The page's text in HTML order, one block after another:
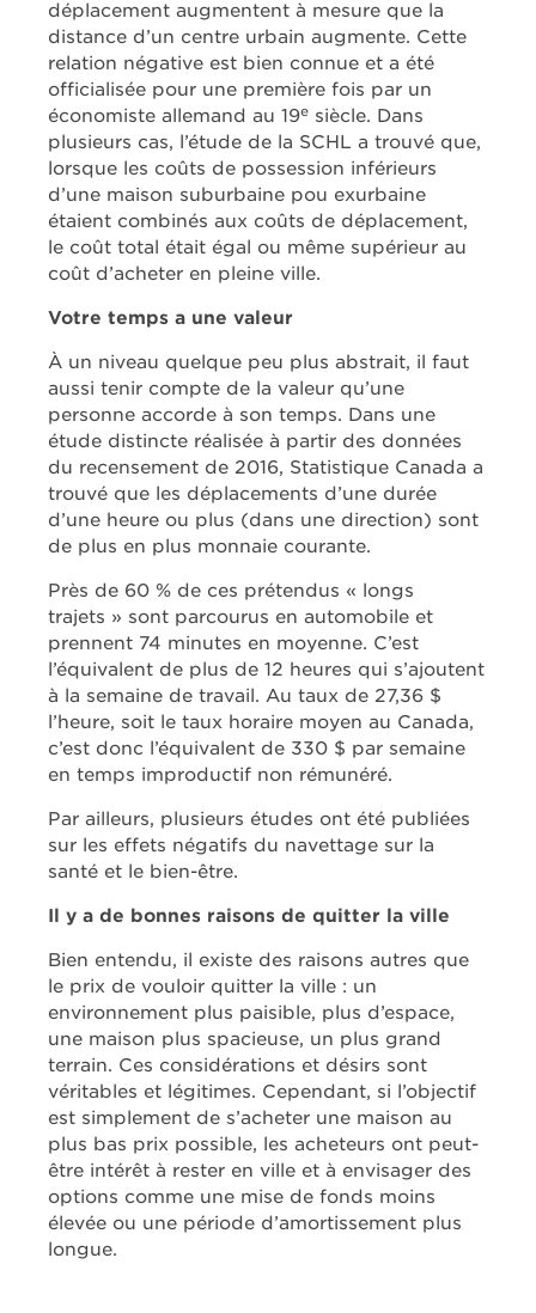
déplacement augmentent à mesure que la
distance d’un centre urbain augmente. Cette
relation négative est bien connue et a été
officialisée pour une première fois par un
économiste allemand au 19e siècle. Dans
plusieurs cas, l’étude de la SCHL a trouvé que,
lorsque les coûts de possession inférieurs
d’une maison suburbaine pou exurbaine
étaient combinés aux coûts de déplacement,
le coût total était égal ou même supérieur au
coût d’acheter en pleine ville.
Votre temps a une valeur
À un niveau quelque peu plus abstrait, il faut
aussi tenir compte de la valeur qu’une
personne accorde à son temps. Dans une
étude distincte réalisée à partir des données
du recensement de 2016, Statistique Canada a
trouvé que les déplacements d’une durée
d’une heure ou plus (dans une direction) sont
de plus en plus monnaie courante.
Près de 60 % de ces prétendus « longs
trajets » sont parcourus en automobile et
prennent 74 minutes en moyenne. C’est
l’équivalent de plus de 12 heures qui s’ajoutent
à la semaine de travail. Au taux de 27,36 $
l’heure, soit le taux horaire moyen au Canada,
c’est donc l’équivalent de 330 $ par semaine
en temps improductif non rémunéré.
Par ailleurs, plusieurs études ont été publiées
sur les effets négatifs du navettage sur la
santé et le bien-être.
Il y a de bonnes raisons de quitter la ville
Bien entendu, il existe des raisons autres que
le prix de vouloir quitter la ville : un
environnement plus paisible, plus d’espace,
une maison plus spacieuse, un plus grand
terrain. Ces considérations et désirs sont
véritables et légitimes. Cependant, si l’objectif
est simplement de s’acheter une maison au
plus bas prix possible, les acheteurs ont peut-
être intérêt à rester en ville et à envisager des
options comme une mise de fonds moins
élevée ou une période d’amortissement plus
longue.